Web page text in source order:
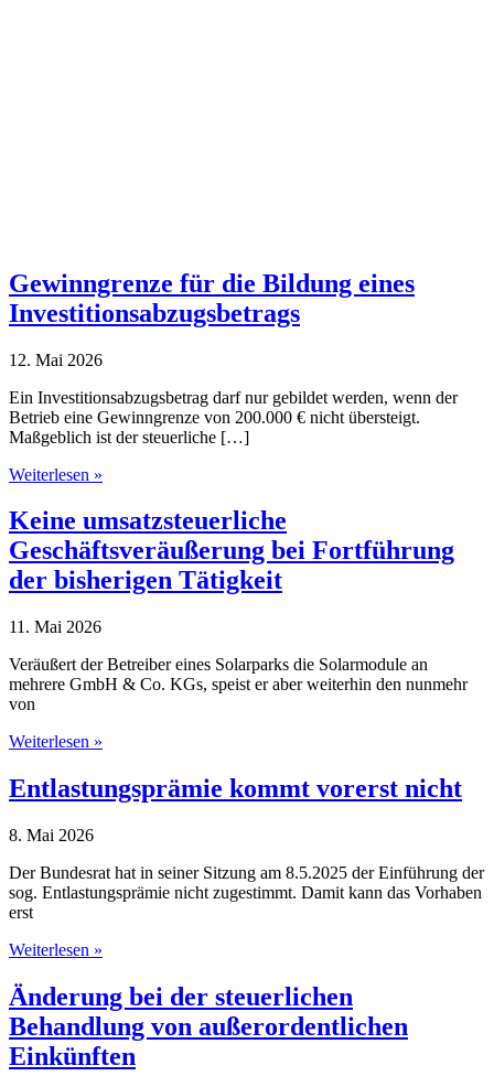
Gewinngrenze für die Bildung eines
Investitionsabzugsbetrags
12. Mai 2026
Ein Investitionsabzugsbetrag darf nur gebildet werden, wenn der
Betrieb eine Gewinngrenze von 200.000 € nicht übersteigt.
Maßgeblich ist der steuerliche […]
Gewinngrenze
die
Bildung
eines
Investitionsabzugsbetrags
Weiterlesen »
Keine umsatzsteuerliche
Geschäftsveräußerung bei Fortführung
der bisherigen Tätigkeit
11. Mai 2026
Veräußert der Betreiber eines Solarparks die Solarmodule an
mehrere GmbH & Co. KGs, speist er aber weiterhin den nunmehr
von
Keine
Geschäftsveräußerung
bei
der
Tätigkeit
Weiterlesen »
Entlastungsprämie kommt vorerst nicht
8. Mai 2026
Der Bundesrat hat in seiner Sitzung am 8.5.2025 der Einführung der
sog. Entlastungsprämie nicht zugestimmt. Damit kann das Vorhaben
erst
Entlastungsprämie
vorerst
nicht
Weiterlesen »
Änderung bei der steuerlichen
Behandlung von außerordentlichen
Einkünften